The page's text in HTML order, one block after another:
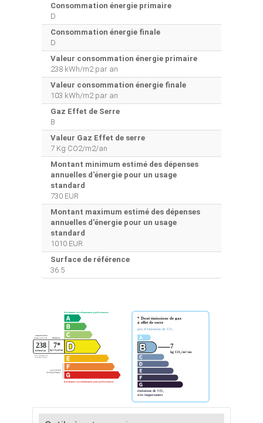
Consommation énergie primaire
D
Consommation énergie finale
D
Valeur consommation énergie primaire
238 kWh/m2 par an
Valeur consommation énergie finale
103 kWh/m2 par an
Gaz Effet de Serre
B
Valeur Gaz Effet de serre
7 Kg CO2/m2/an
Montant minimum estimé des dépenses
annuelles d'énergie pour un usage
standard
730 EUR
Montant maximum estimé des dépenses
annuelles d'énergie pour un usage
standard
1010 EUR
Surface de référence
36.5